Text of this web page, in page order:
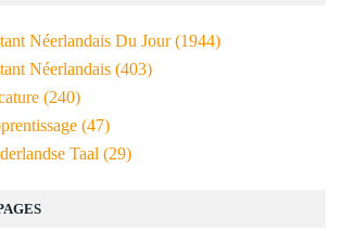
Néerlandais Du Jour(1944)
Néerlandais (403)
(240)
(47)
Taal (29)